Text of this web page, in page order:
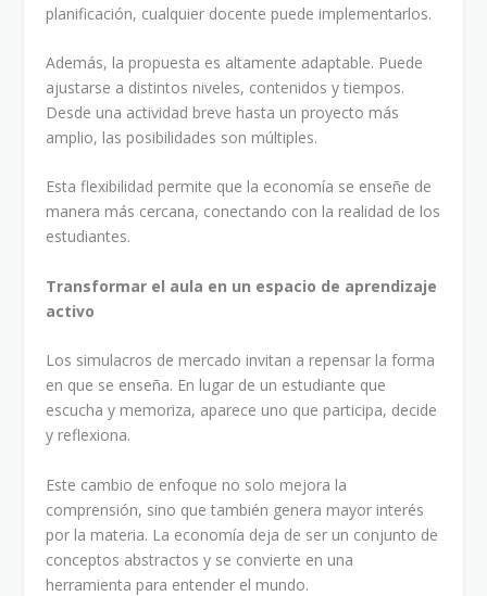
planificación, cualquier docente puede implementarlos.
Además, la propuesta es altamente adaptable. Puede
ajustarse a distintos niveles, contenidos y tiempos.
Desde una actividad breve hasta un proyecto más
amplio, las posibilidades son múltiples.
Esta flexibilidad permite que la economía se enseñe de
manera más cercana, conectando con la realidad de los
estudiantes.
Transformar el aula en un espacio de aprendizaje
activo
Los simulacros de mercado invitan a repensar la forma
en que se enseña. En lugar de un estudiante que
escucha y memoriza, aparece uno que participa, decide
y reflexiona.
Este cambio de enfoque no solo mejora la
comprensión, sino que también genera mayor interés
por la materia. La economía deja de ser un conjunto de
conceptos abstractos y se convierte en una
herramienta para entender el mundo.